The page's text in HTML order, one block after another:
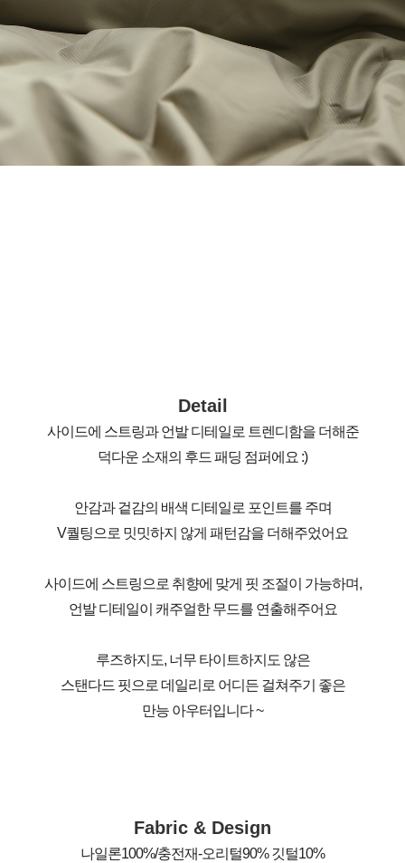
Detail
사이드에 스트링과 언발 디테일로 트렌디함을 더해준
덕다운 소재의 후드 패딩 점퍼에요 :)
안감과 겉감의 배색 디테일로 포인트를 주며
V퀄팅으로 밋밋하지 않게 패턴감을 더해주었어요
사이드에 스트링으로 취향에 맞게 핏 조절이 가능하며,
언발 디테일이 캐주얼한 무드를 연출해주어요
루즈하지도, 너무 타이트하지도 않은
스탠다드 핏으로 데일리로 어디든 걸쳐주기 좋은
만능 아우터입니다 ~
Fabric & Design
나일론100%/충전재-오리털90% 깃털10%